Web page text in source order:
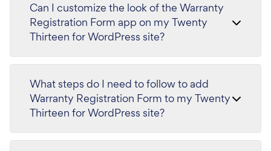
Can I customize the look of the Warranty
Registration Form app on my Twenty
Thirteen for WordPress site?
What steps do I need to follow to add
Warranty Registration Form to my Twenty
Thirteen for WordPress site?